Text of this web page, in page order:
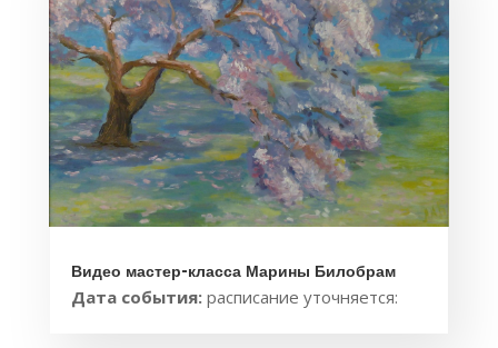
Видео мастер-класса Марины Билобрам
Дата события: расписание уточняется: